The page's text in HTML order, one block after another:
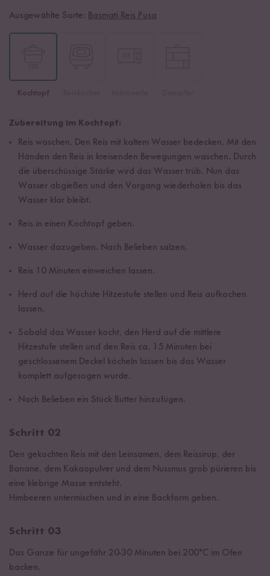
Ausgewählte Sorte: Basmati Reis Pusa
Kochtopf
Zubereitung im Kochtopf:
Reis waschen. Den Reis mit kaltem Wasser bedecken. Mit den
Händen den Reis in kreisenden Bewegungen waschen. Durch
die überschüssige Stärke wird das Wasser trüb. Nun das
Wasser abgießen und den Vorgang wiederholen bis das
Wasser klar bleibt.
Reis in einen Kochtopf geben.
Wasser dazugeben. Nach Belieben salzen.
Reis 10 Minuten einweichen lassen.
Herd auf die höchste Hitzestufe stellen und Reis aufkochen
lassen.
Sobald das Wasser kocht, den Herd auf die mittlere
Hitzestufe stellen und den Reis ca. 15 Minuten bei
geschlossenem Deckel köcheln lassen bis das Wasser
komplett aufgesogen wurde.
Nach Belieben ein Stück Butter hinzufügen.
Schritt 02
Den gekochten Reis mit den Leinsamen, dem Reissirup, der
Banane, dem Kakaopulver und dem Nussmus grob pürieren bis
eine klebrige Masse entsteht.
Himbeeren untermischen und in eine Backform geben.
Schritt 03
Das Ganze für ungefähr 20-30 Minuten bei 200°C im Ofen
backen.